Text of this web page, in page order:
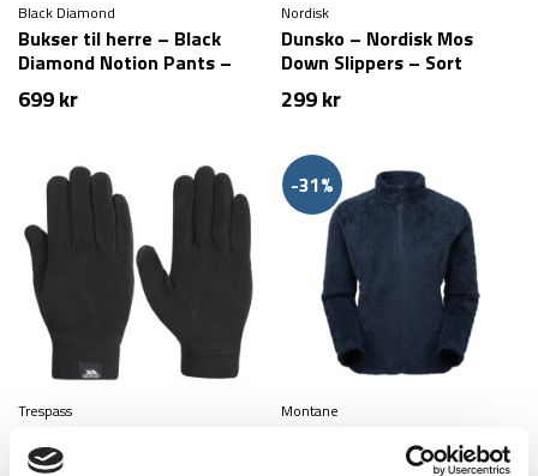
Black Diamond
Bukser til herre – Black
Diamond Notion Pants –
Sort
699kr
Nordisk
Dunsko – Nordisk Mos
Down Slippers – Sort
299kr
Trespass
Trespass Gaunt II
-31%
Montane
Montane F Caldus – Blå